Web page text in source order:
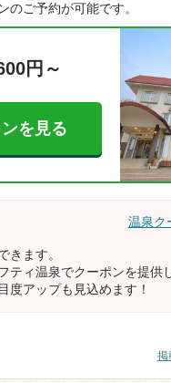
のご予約が可能です。
円～
を見る
温泉ク
きます。
ティ温泉でクーポンを提供
度アップも見込めます！
掲